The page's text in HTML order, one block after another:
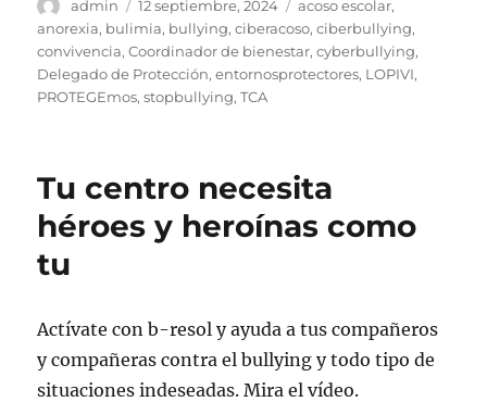
Autor
admin
Publicado
el
12 septiembre, 2024 Etiquetas
acoso escolar,
anorexia, bulimia, bullying,ciberacoso,ciberbullying,
convivencia,Coordinador de bienestar,cyberbullying,
Delegado de Protección,entornosprotectores, LOPIVI,
PROTEGEmos,stopbullying,TCA
Tu centro necesita
héroes y heroínas como
tu
Actívate con b-resol y ayuda a tus compañeros
y compañeras contra el bullying y todo tipo de
situaciones indeseadas. Mira el vídeo.